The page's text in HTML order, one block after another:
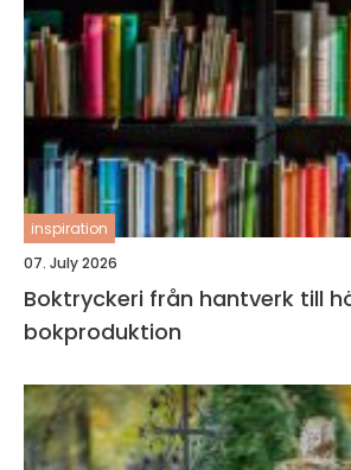
inspiration
07. July 2026
Boktryckeri från hantverk till högteknologisk
bokproduktion